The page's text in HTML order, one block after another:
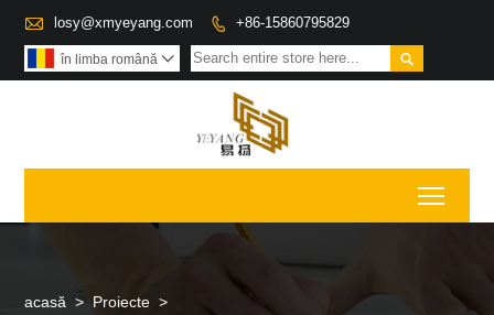
 losy@xmyeyang.com  +86-15860795829

în limba română 
acasă > Proiecte >